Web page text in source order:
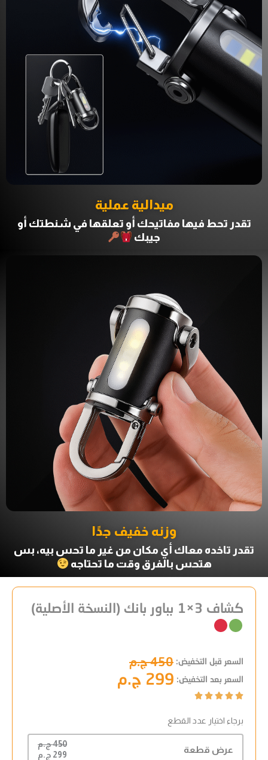
ميدالية عملية
تقدر تحط فيها مفاتيحك أو تعلقها في شنطتك أو
جيبك
وزنه خفيف جدًا
تقدر تاخده معاك أي مكان من غير ما تحس بيه، بس
هتحس بالفرق وقت ما تحتاجه
كشاف 3×1 بباور بانك (النسخة الأصلية)
السعر قبل التخفيض: 450 ج.م
السعر بعد التخفيض: 299 ج.م





Rated
out
of
5
برجاء اختيار عدد القطع
عرض قطعة
450 ج.م
299 ج.م